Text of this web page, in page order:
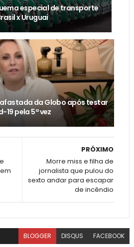
especial de transporte
x Uruguai
da Globo após testar
pela 5ª vez
PRÓXIMO
Morre miss e filha de
jornalista que pulou do
sexto andar para escapar
de incêndio
BLOGGER DISQUS FACEBOOK